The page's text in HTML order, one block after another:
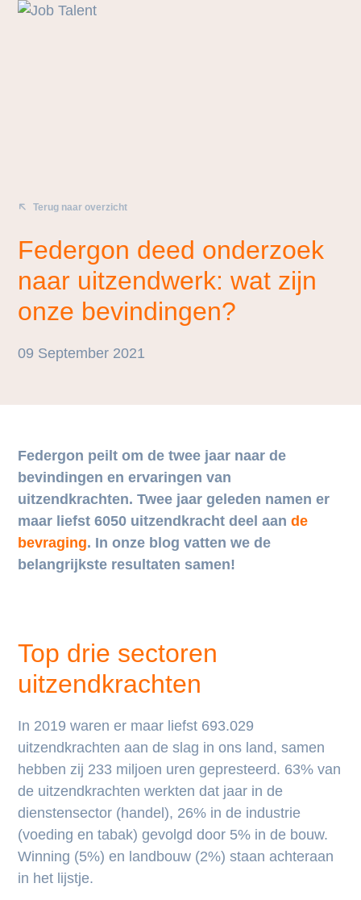
Terug naar overzicht
Federgon deed onderzoek
naar uitzendwerk: wat zijn
onze bevindingen?
09 September 2021
Federgon peilt om de twee jaar naar de
bevindingen en ervaringen van
uitzendkrachten. Twee jaar geleden namen er
maar liefst 6050 uitzendkracht deel aande
bevraging. In onze blog vatten we de
belangrijkste resultaten samen!
Top drie sectoren
uitzendkrachten
In 2019 waren er maar liefst 693.029
uitzendkrachten aan de slag in ons land, samen
hebben zij 233 miljoen uren gepresteerd. 63% van
de uitzendkrachten werkten dat jaar in de
dienstensector (handel), 26% in de industrie
(voeding en tabak) gevolgd door 5% in de bouw.
Winning (5%) en landbouw (2%) staan achteraan
in het lijstje.